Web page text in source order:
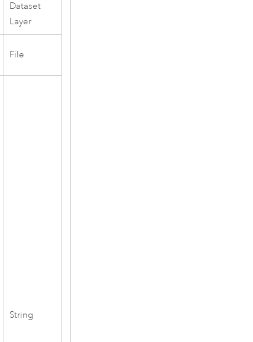
Dataset
Layer
File
String